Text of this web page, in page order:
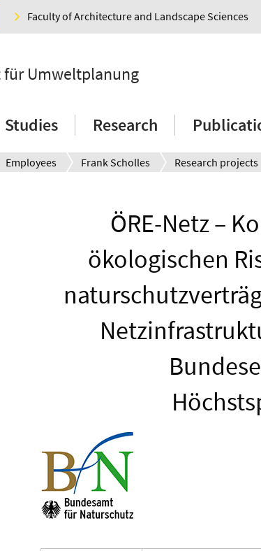
Faculty of Architecture and Landscape Sciences
Umweltplanung
Studies Research
Employees Frank Scholles Research projects
ÖRE-Netz –
ökologischen